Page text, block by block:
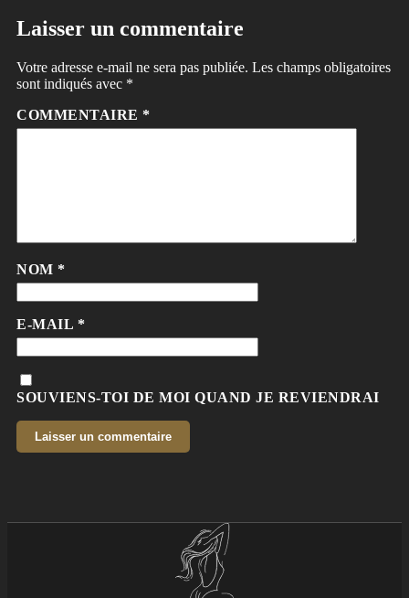
Laisser un commentaire
Votre adresse e-mail ne sera pas publiée. Les champs obligatoires
sont indiqués avec *
COMMENTAIRE *
NOM *
E-MAIL *
SOUVIENS-TOI DE MOI QUAND JE REVIENDRAI